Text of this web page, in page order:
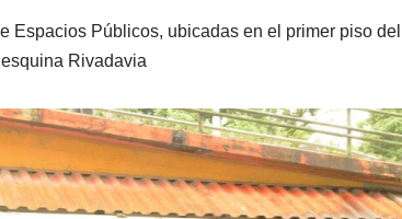
Espacios Públicos, ubicadas en el primer piso del
Rivadavia